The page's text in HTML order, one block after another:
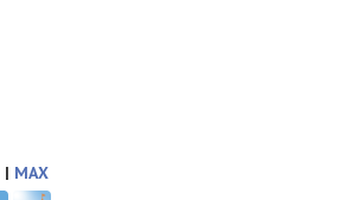
| MAX